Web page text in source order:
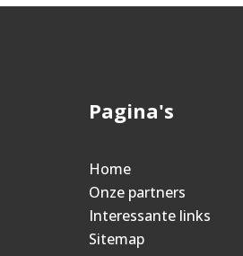
Pagina's
Home
Onze partners
Interessante links
Sitemap